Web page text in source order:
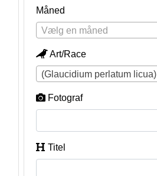
Måned
Vælg en måned
Art/Race
(Glaucidium perlatum licua)
Fotograf
Titel